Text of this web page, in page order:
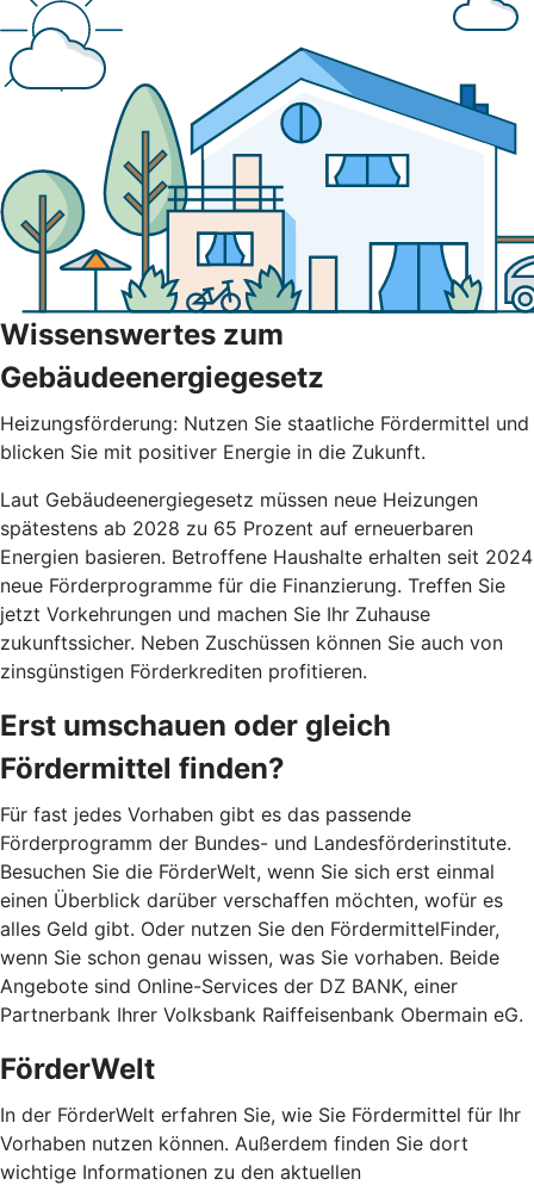
Wissenswertes zum
Gebäudeenergiegesetz
Heizungsförderung: Nutzen Sie staatliche Fördermittel und
blicken Sie mit positiver Energie in die Zukunft.
Laut Gebäudeenergiegesetz müssen neue Heizungen
spätestens ab 2028 zu 65 Prozent auf erneuerbaren
Energien basieren. Betroffene Haushalte erhalten seit 2024
neue Förderprogramme für die Finanzierung. Treffen Sie
jetzt Vorkehrungen und machen Sie Ihr Zuhause
zukunftssicher. Neben Zuschüssen können Sie auch von
zinsgünstigen Förderkrediten profitieren.
Erst umschauen oder gleich
Fördermittel finden?
Für fast jedes Vorhaben gibt es das passende
Förderprogramm der Bundes- und Landesförderinstitute.
Besuchen Sie die FörderWelt, wenn Sie sich erst einmal
einen Überblick darüber verschaffen möchten, wofür es
alles Geld gibt. Oder nutzen Sie den FördermittelFinder,
wenn Sie schon genau wissen, was Sie vorhaben. Beide
Angebote sind Online-Services der DZ BANK, einer
Partnerbank Ihrer Volksbank Raiffeisenbank Obermain eG.
FörderWelt
In der FörderWelt erfahren Sie, wie Sie Fördermittel für Ihr
Vorhaben nutzen können. Außerdem finden Sie dort
wichtige Informationen zu den aktuellen